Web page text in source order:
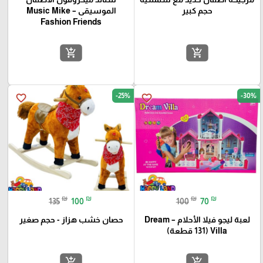
حجم كبير
add_shopping_cart
الموسيقى – Music Mike
Fashion Friends
add_shopping_cart
favorite_border -30%
100 ₪ 70 ₪
لعبة ليجو فيلا الأحلام – Dream
Villa (131 قطعة)
favorite_border -25%
135 ₪ 100 ₪
حصان خشب هزاز - حجم صغير